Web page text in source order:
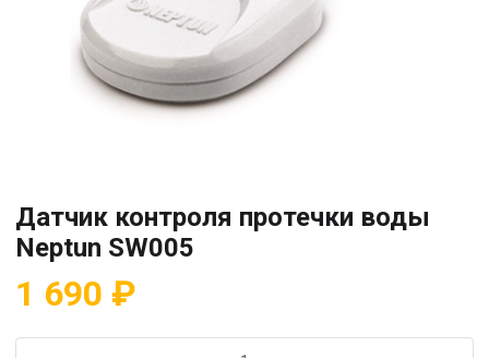
Датчик контроля протечки воды
Neptun SW005
1 690 ₽